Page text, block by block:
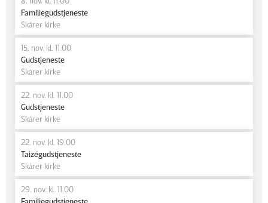
Familiegudstjeneste
Skårer kirke
15. nov. kl. 11.00
Gudstjeneste
Skårer kirke
22. nov. kl. 11.00
Gudstjeneste
Skårer kirke
22. nov. kl. 19.00
Taizégudstjeneste
Skårer kirke
29. nov. kl. 11.00
Familiegudstjeneste